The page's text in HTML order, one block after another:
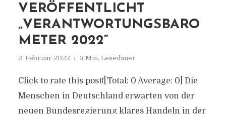
VERÖFFENTLICHT
„VERANTWORTUNGSBARO
METER 2022“
2. Februar 2022 3 Min. Lesedauer
Click to rate this post![Total: 0 Average: 0] Die
Menschen in Deutschland erwarten von der
neuen Bundesregierung klares Handeln in der